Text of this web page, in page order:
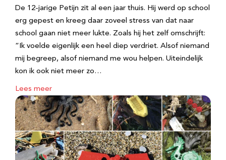
De 12-jarige Petijn zit al een jaar thuis. Hij werd op school
erg gepest en kreeg daar zoveel stress van dat naar
school gaan niet meer lukte. Zoals hij het zelf omschrijft:
“Ik voelde eigenlijk een heel diep verdriet. Alsof niemand
mij begreep, alsof niemand me wou helpen. Uiteindelijk
kon ik ook niet meer zo…
Lees meer